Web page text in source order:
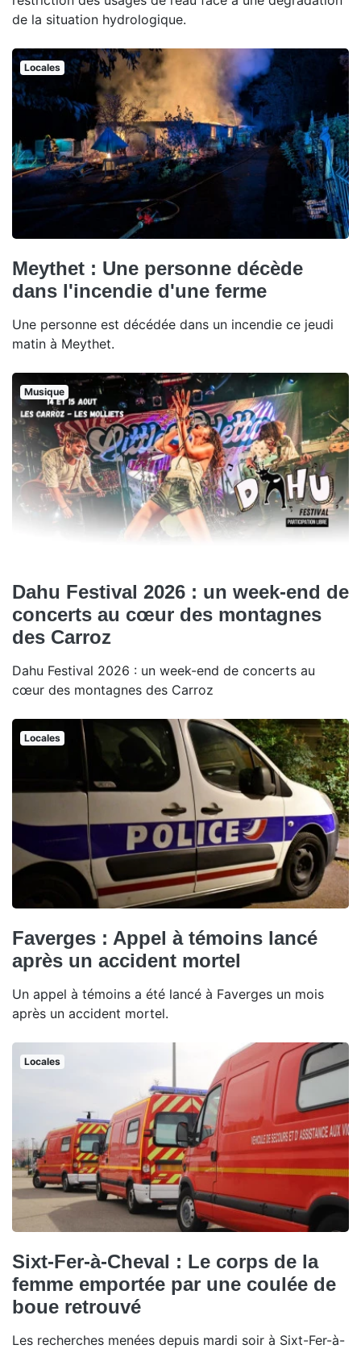
de la situation hydrologique.
Locales
Meythet : Une personne décède
dans l'incendie d'une ferme
Une personne est décédée dans un incendie ce jeudi
matin à Meythet.
Musique
Dahu Festival 2026 : un week-end de
concerts au cœur des montagnes
des Carroz
Dahu Festival 2026 : un week-end de concerts au
cœur des montagnes des Carroz
Locales
Faverges : Appel à témoins lancé
après un accident mortel
Un appel à témoins a été lancé à Faverges un mois
après un accident mortel.
Locales
Sixt-Fer-à-Cheval : Le corps de la
femme emportée par une coulée de
boue retrouvé
Les recherches menées depuis mardi soir à Sixt-Fer-à-